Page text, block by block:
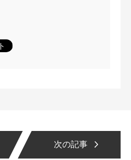
次の記事